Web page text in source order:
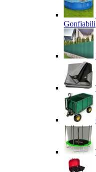
Gonfiabili